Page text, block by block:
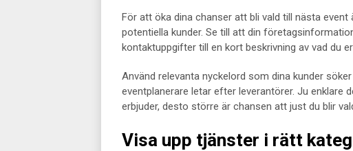
För att öka dina chanser att bli vald till nästa
potentiella kunder. Se till att din
kontaktuppgifter till en kort beskrivning av vad du
Använd relevanta nyckelord som dina kunder
eventplanerare letar efter leverantörer. Ju
erbjuder, desto större är chansen att just du blir
Visa upp tjänster i rätt